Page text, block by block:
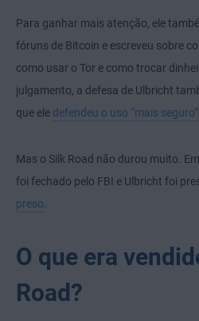
Para ganhar mais atenção, ele
fóruns de Bitcoin e escreveu sobre
como usar o Tor e como trocar
julgamento, a defesa de Ulbricht
que ele defendeu o uso “mais
Mas o Silk Road não durou muito.
foi fechado pelo FBI e Ulbricht foi
preso.
O que era
Road?